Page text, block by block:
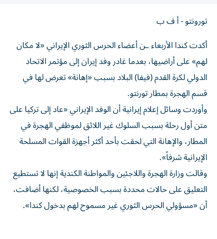
تورونتو - أ ف ب
أكدت كندا الأربعاء ـن أعضاء الحرس الثوري الإيراني «لا مكان
لهم» على أراضيها، بعدما غادر وفد إيران إلى مؤتمر الاتحاد
الدولي لكرة القدم (فيفا) البلاد بسبب «إهانة» تعرض لها في
قسم الهجرة بمطار تورنتو.
وأوردت وسائل إعلام إيرانية أن الوفد الإيراني «عاد إلى تركيا على
متن أول رحلة بسبب السلوك غير اللائق لموظفي الهجرة في
المطار، والإهانة التي لحقت بأحد أكثر أجهزة القوات المسلحة
الإيرانية شرفاً».
وقالت وزارة الهجرة واللاجئين والمواطنة الكندية إنها لا تستطيع
التعليق على حالات محددة بسبب الخصوصية، لكنها أضافت،
أن «مسؤولي الحرس الثوري غير مسموح لهم بدخول كندا».